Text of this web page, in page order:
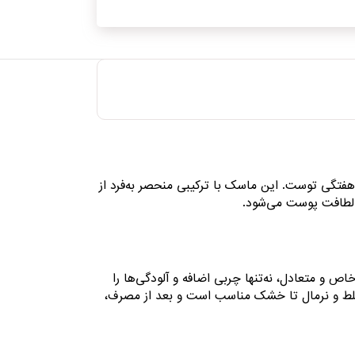
توست. این ماسک با ترکیبی منحصر به‌فرد از
لطافت پوست می‌شود.
و متعادل، نه‌تنها چربی اضافه و آلودگی‌ها را
و نرمال تا خشک مناسب است و بعد از مصرف،